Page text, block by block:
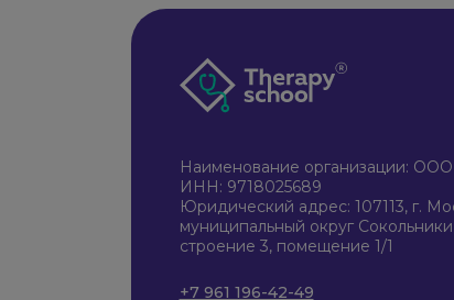
Наименование организации:
ИНН: 9718025689
Юридический адрес: 107113, г.
муниципальный округ
строение 3, помещение 1/1
+7 961 196-42-49